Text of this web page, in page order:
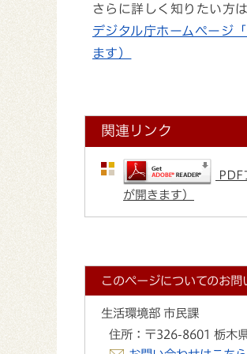
さらに詳しく知りたい方
デジタル庁ホームページ
ます）
関連リンク
PDF
が開きます）
このページについてのお問
生活環境部 市民課
住所： 〒326-8601 栃木